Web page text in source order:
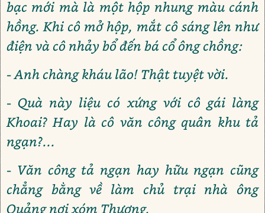
bạc mới mà là một hộp nhung màu cánh
hồng. Khi cô mở hộp, mắt cô sáng lên như
điện và cô nhảy bổ đến bá cổ ông chồng:
- Anh chàng kháu lão! Thật tuyệt vời.
- Quà này liệu có xứng với cô gái làng
Khoai? Hay là cô văn công quân khu tả
ngạn?...
- Văn công tả ngạn hay hữu ngạn cũng
chẳng bằng về làm chủ trại nhà ông
Quảng nơi xóm Thượng.